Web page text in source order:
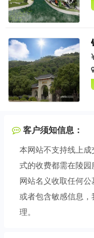
客户须知信息：
本网站不支持线上
式的收费都需在陵
网站名义收取任何
或者包含敏感信息
理。